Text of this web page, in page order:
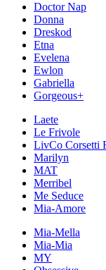
Doctor Nap
Donna
Dreskod
Etna
Evelena
Ewlon
Gabriella
Gorgeous+
Laete
Le Frivole
LivCo Corsetti
Marilyn
MAT
Merribel
Me Seduce
Mia-Amore
Mia-Mella
Mia-Mia
MY